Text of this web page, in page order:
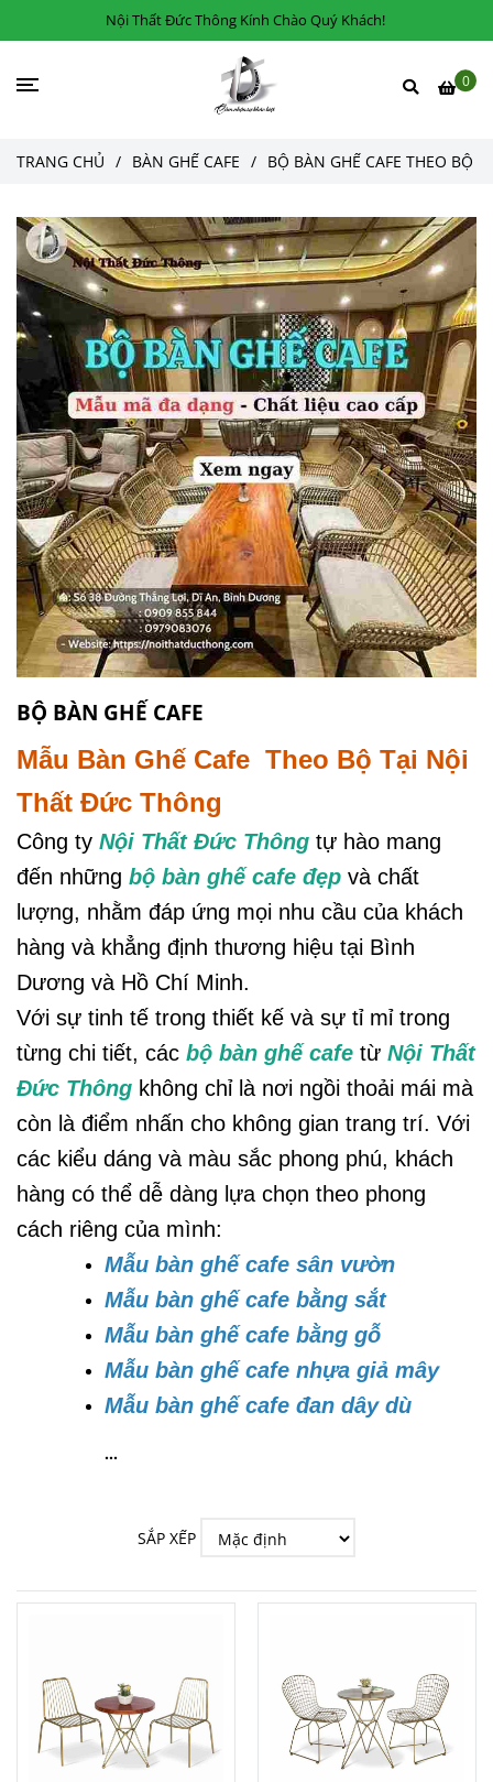
Nội Thất Đức Thông Kính Chào Quý Khách!
0
TRANG CHỦ / BÀN GHẾ CAFE / BỘ BÀN GHẾ CAFE THEO BỘ
BỘ BÀN GHẾ CAFE
Mẫu Bàn Ghế Cafe Theo Bộ Tại Nội
Thất Đức Thông
Công ty Nội Thất Đức Thông tự hào mang
đến những bộ bàn ghế cafe đẹp và chất
lượng, nhằm đáp ứng mọi nhu cầu của khách
hàng và khẳng định thương hiệu tại Bình
Dương và Hồ Chí Minh.
Với sự tinh tế trong thiết kế và sự tỉ mỉ trong
từng chi tiết, các bộ bàn ghế cafe từ Nội Thất
Đức Thông không chỉ là nơi ngồi thoải mái mà
còn là điểm nhấn cho không gian trang trí. Với
các kiểu dáng và màu sắc phong phú, khách
hàng có thể dễ dàng lựa chọn theo phong
cách riêng của mình:
Mẫu bàn ghế cafe sân vườn
Mẫu bàn ghế cafe bằng sắt
Mẫu bàn ghế cafe bằng gỗ
Mẫu bàn ghế cafe nhựa giả mây
Mẫu bàn ghế cafe đan dây dù
...
SẮP XẾP